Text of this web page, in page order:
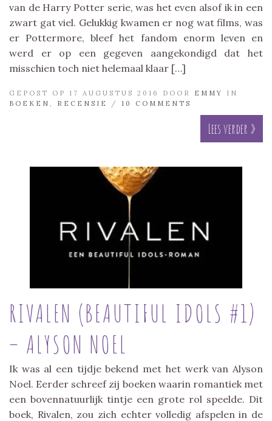
van de Harry Potter serie, was het even alsof ik in een
zwart gat viel. Gelukkig kwamen er nog wat films, was
er Pottermore, bleef het fandom enorm leven en
werd er op een gegeven aangekondigd dat het
misschien toch niet helemaal klaar […]
GEPOST OP 17 AUGUSTUS 2016 DOOR EMMY
IN
BOEKEN
RECENSIE / 10 COMMENTS
Lees verder »
RIVALEN (BEAUTIFUL IDOLS #1)
– ALYSON NOEL
Ik was al een tijdje bekend met het werk van Alyson
Noel. Eerder schreef zij boeken waarin romantiek met
een bovennatuurlijk tintje een grote rol speelde. Dit
boek, Rivalen, zou zich echter volledig afspelen in de